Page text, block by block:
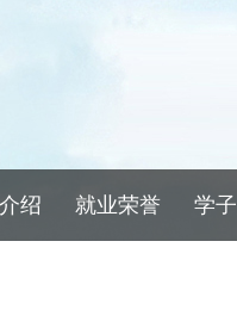
绍 就业荣誉 学